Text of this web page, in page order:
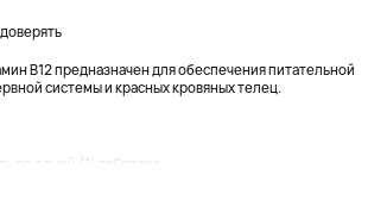
B12 предназначен для обеспечения питательной
системы и красных кровяных телец.
по одной (1) таблетке...